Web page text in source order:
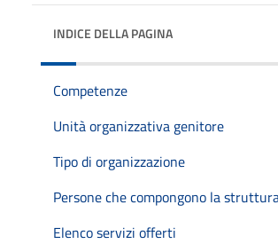
INDICE DELLA PAGINA
Competenze
Unità organizzativa genitore
Tipo di organizzazione
Persone che compongono la
Elenco servizi offerti